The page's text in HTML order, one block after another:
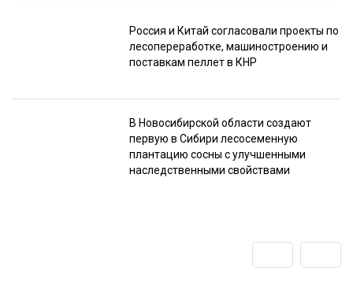
Россия и Китай согласовали проекты по
лесопереработке, машиностроению и
поставкам пеллет в КНР
В Новосибирской области создают
первую в Сибири лесосеменную
плантацию сосны с улучшенными
наследственными свойствами